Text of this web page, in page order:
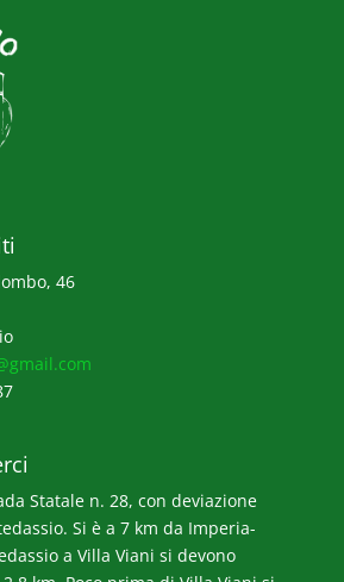
46
Statale n. 28, con deviazione
Si è a 7 km da Imperia-
a Villa Viani si devono